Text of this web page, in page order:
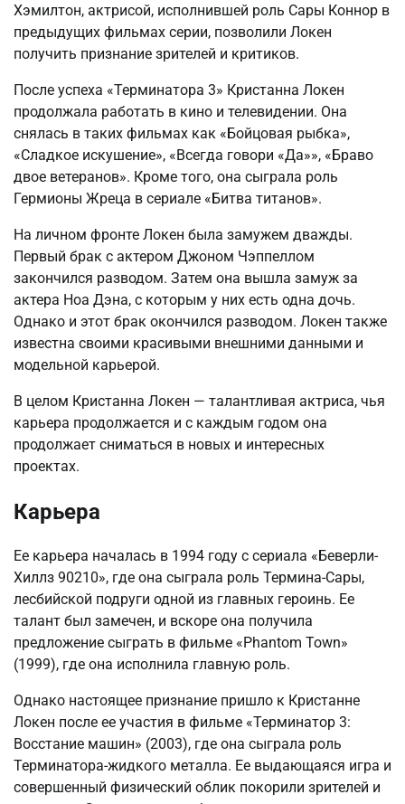
Хэмилтон, актрисой, исполнившей роль Сары Коннор в
предыдущих фильмах серии, позволили Локен
получить признание зрителей и критиков.
После успеха «Терминатора 3» Кристанна Локен
продолжала работать в кино и телевидении. Она
снялась в таких фильмах как «Бойцовая рыбка»,
«Сладкое искушение», «Всегда говори «Да»», «Браво
двое ветеранов». Кроме того, она сыграла роль
Гермионы Жреца в сериале «Битва титанов».
На личном фронте Локен была замужем дважды.
Первый брак с актером Джоном Чэппеллом
закончился разводом. Затем она вышла замуж за
актера Ноа Дэна, с которым у них есть одна дочь.
Однако и этот брак окончился разводом. Локен также
известна своими красивыми внешними данными и
модельной карьерой.
В целом Кристанна Локен — талантливая актриса, чья
карьера продолжается и с каждым годом она
продолжает сниматься в новых и интересных
проектах.
Карьера
Ее карьера началась в 1994 году с сериала «Беверли-
Хиллз 90210», где она сыграла роль Термина-Сары,
лесбийской подруги одной из главных героинь. Ее
талант был замечен, и вскоре она получила
предложение сыграть в фильме «Phantom Town»
(1999), где она исполнила главную роль.
Однако настоящее признание пришло к Кристанне
Локен после ее участия в фильме «Терминатор 3:
Восстание машин» (2003), где она сыграла роль
Терминатора-жидкого металла. Ее выдающаяся игра и
совершенный физический облик покорили зрителей и